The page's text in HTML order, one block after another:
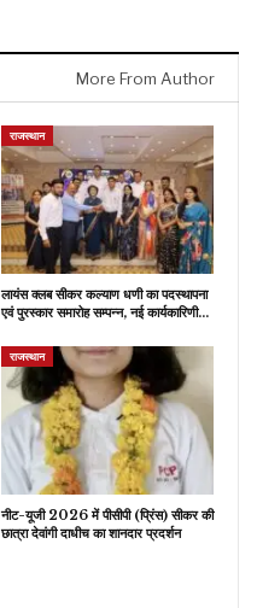
More From Author
राजस्थान
लायंस क्लब सीकर कल्याण धणी का पदस्थापना
एवं पुरस्कार समारोह सम्पन्न, नई कार्यकारिणी…
राजस्थान
नीट-यूजी 2026 में पीसीपी (प्रिंस) सीकर की
छात्रा देवांगी दाधीच का शानदार प्रदर्शन